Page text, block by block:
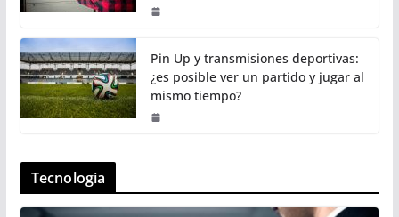
Pin Up y transmisiones deportivas:
¿es posible ver un partido y jugar al
mismo tiempo?
Tecnologia